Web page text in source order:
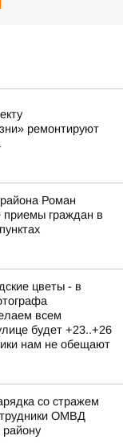
ремонтируют
Роман
граждан в
цветы - в
всем
будет +23..+26
нам не обещают
со стражем
ОМВД
району